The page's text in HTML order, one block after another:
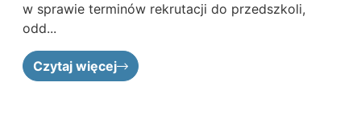
w sprawie terminów rekrutacji do przedszkoli,
odd...
Czytaj więcej